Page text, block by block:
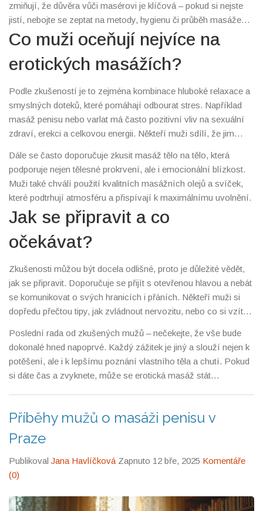
zmiňují, že důvěra vůči masérovi je klíčová – pokud si nejste
jistí, nebojte se zeptat na metody, hygienu či průběh masáže
předem.
Co muži oceňují nejvíce na
erotických masážích?
Podle zkušeností je to zejména kombinace hluboké relaxace a
smyslných doteků, které pomáhají odbourat stres. Například
masáž penisu nebo varlat má často pozitivní vliv na sexuální
zdraví, erekci a celkovou energii. Někteří muži sdílí, že jim
intimní život.
Dále se často doporučuje zkusit masáž tělo na tělo, která
podporuje nejen tělesné prokrvení, ale i emocionální blízkost.
Muži také chválí použití kvalitních masážních olejů a svíček,
které podtrhují atmosféru a přispívají k maximálnímu uvolnění.
Jak se připravit a co
očekávat?
Zkušenosti můžou být docela odlišné, proto je důležité vědět,
jak se připravit. Doporučuje se přijít s otevřenou hlavou a nebát
se komunikovat o svých hranicích i přáních. Někteří muži si
dopředu přečtou tipy, jak zvládnout nervozitu, nebo co si vzít
atmosféra hrají velkou roli – nic nepokazíte lehkou hudbou a
příjemným prostředím.
Poslední rada od zkušených mužů – nečekejte, že vše bude
dokonalé hned napoprvé. Každý zážitek je jiný a slouží nejen k
potěšení, ale i k lepšímu poznání vlastního těla a chutí. Pokud
si dáte čas a zvyknete, může se erotická masáž stát
Příběhy mužů o masáži penisu v
Praze
Publikoval Jana Havlíčková Zapnuto 12 bře, 2025 Komentáře
(0)